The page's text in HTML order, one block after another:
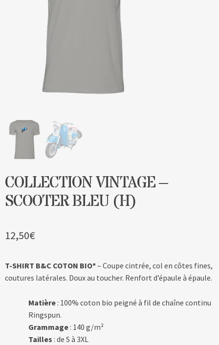
Contact & devis
COLLECTION VINTAGE –
SCOOTER BLEU (H)
12,50€
T-SHIRT B&C COTON BIO*– Coupe cintrée, col en côtes fines,
coutures latérales. Doux au toucher. Renfort d’épaule à épaule.
Matière : 100% coton bio peigné à fil de chaîne continu
Ringspun.
Grammage : 140 g/m²
Tailles : de S à 3XL